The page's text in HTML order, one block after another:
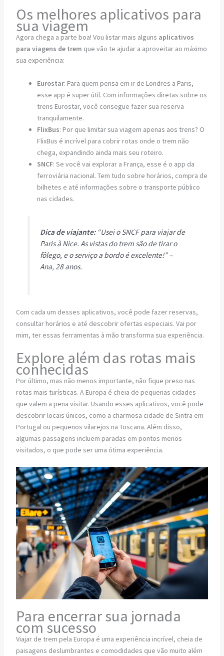
Os melhores aplicativos para
sua viagem
Agora chega a parte boa! Vou listar mais alguns aplicativos
para viagens de trem que vão te ajudar a aproveitar ao máximo
sua experiência:
Eurostar: Para quem pensa em ir de Londres a Paris,
esse app é super útil. Com informações diretas sobre os
trens Eurostar, você consegue fazer sua reserva
tranquilamente.
FlixBus: Por que limitar sua viagem apenas aos trens? O
FlixBus é incrível para cobrir rotas onde o trem não
chega, expandindo ainda mais seu roteiro.
SNCF: Se você vai explorar a França, esse é o app da
ferroviária nacional. Tem tudo sobre horários, compra de
bilhetes e até informações sobre o transporte público
nas cidades.
Dica de viajante:“Usei o SNCF para viajar de
Paris à Nice. As vistas do trem são de tirar o
fôlego, e o serviço a bordo é excelente!” –
Ana, 28 anos.
Com cada um desses aplicativos, você pode fazer reservas,
consultar horários e até descobrir ofertas especiais. Vai por
mim, ter essas ferramentas à mão transforma sua experiência.
Explore além das rotas mais
conhecidas
Por último, mas não menos importante, não fique preso nas
rotas mais turísticas. A Europa é cheia de pequenas cidades
que valem a pena visitar. Usando esses aplicativos, você pode
descobrir locais únicos, como a charmosa cidade de Sintra em
Portugal ou pequenos vilarejos na Toscana. Além disso,
algumas passagens incluem paradas em pontos menos
visitados, o que pode ser uma ótima experiência.
Para encerrar sua jornada
com sucesso
Viajar de trem pela Europa é uma experiência incrível, cheia de
paisagens deslumbrantes e comodidades que vão muito além